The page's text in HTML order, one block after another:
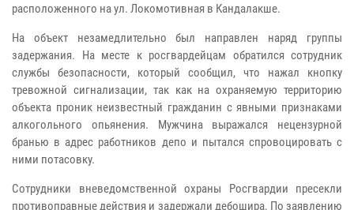
расположенного на ул. Локомотивная в Кандалакше.
На объект незамедлительно был направлен наряд группы
задержания. На месте к росгвардейцам обратился сотрудник
службы безопасности, который сообщил, что нажал кнопку
тревожной сигнализации, так как на охраняемую территорию
объекта проник неизвестный гражданин с явными признаками
алкогольного опьянения. Мужчина выражался нецензурной
бранью в адрес работников депо и пытался спровоцировать с
ними потасовку.
Сотрудники вневедомственной охраны Росгвардии пресекли
противоправные действия и задержали дебошира. По заявлению